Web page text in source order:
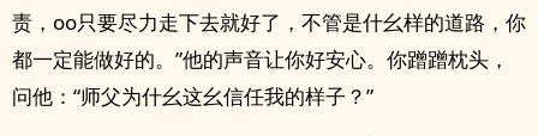
责，oo只要尽力走下去就好了，不管是什幺样的道路，你
都一定能做好的。”他的声音让你好安心。你蹭蹭枕头，
问他：“师父为什幺这幺信任我的样子？”